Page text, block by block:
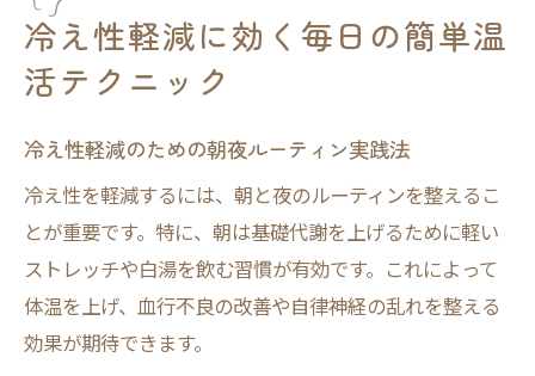
解説
肩こりと冷え性の関係を体験談から学ぶ
手足の冷え性が改善した生活習慣の工夫
冷え性軽減に役立つ体験談が教える工夫
冷え性改善した人のストレッチ方法紹介
冷え性軽減を感じたセルフケア実践記録
体の芯まで温まる冷え性対策の実践ポイント
冷え性軽減には体の芯を温める工夫が重要
温活で冷え性が治った理由と実践ポイント
冷え性軽減に効く毎日の簡単温
活テクニック
冷え性軽減のための朝夜ルーティン実践法
冷え性を軽減するには、朝と夜のルーティンを整えるこ
とが重要です。特に、朝は基礎代謝を上げるために軽い
ストレッチや白湯を飲む習慣が有効です。これによって
体温を上げ、血行不良の改善や自律神経の乱れを整える
効果が期待できます。